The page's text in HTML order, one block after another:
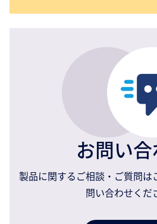
お
お問い
製品に関するご相談・ご質問は
問い合わせくだ